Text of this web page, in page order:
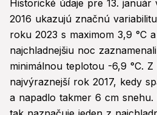
Historické údaje pre 13.
2016 ukazujú značnú
roku 2023 s maximom 3,9 °C
najchladnejšiu noc
minimálnou teplotou -6,9 °C.
najvýraznejší rok 2017, kedy
a napadlo takmer 6 cm